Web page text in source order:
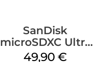
SanDisk
microSDXC Ultra
128 GB + Adapter
49,90€